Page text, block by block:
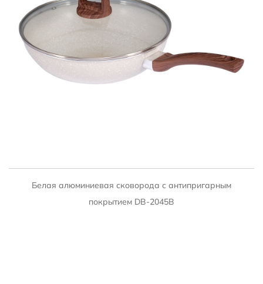
Белая алюминиевая сковорода с антипригарным
покрытием DB-2045B